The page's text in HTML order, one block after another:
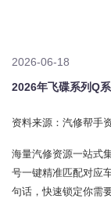
2026-06-18
资料来源：汽修帮手
海量汽修资源一站式
号一键精准匹配对应
句话，快速锁定你需